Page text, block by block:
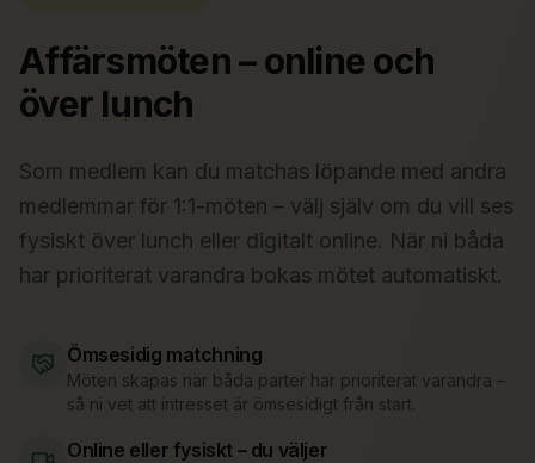
Affärsmöten – online och
över lunch
Som medlem kan du matchas löpande med andra
medlemmar för 1:1-möten – välj själv om du vill ses
fysiskt över lunch eller digitalt online. När ni båda
har prioriterat varandra bokas mötet automatiskt.
Ömsesidig matchning
Möten skapas när båda parter har prioriterat varandra –
så ni vet att intresset är ömsesidigt från start.
Online eller fysiskt – du väljer